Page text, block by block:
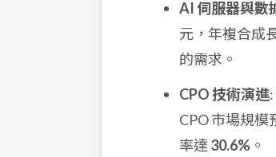
AI 伺服器與數
元，年複合成
的需求。
CPO 技術演進
CPO 市場規模
率達 30.6% 。